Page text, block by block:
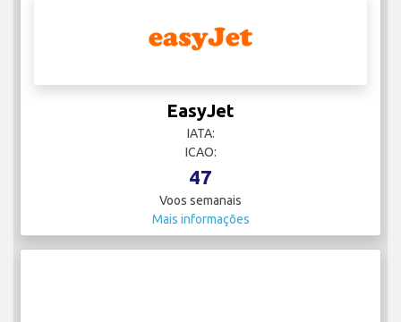
EasyJet
IATA:
ICAO:
47
Voos semanais
Mais informações